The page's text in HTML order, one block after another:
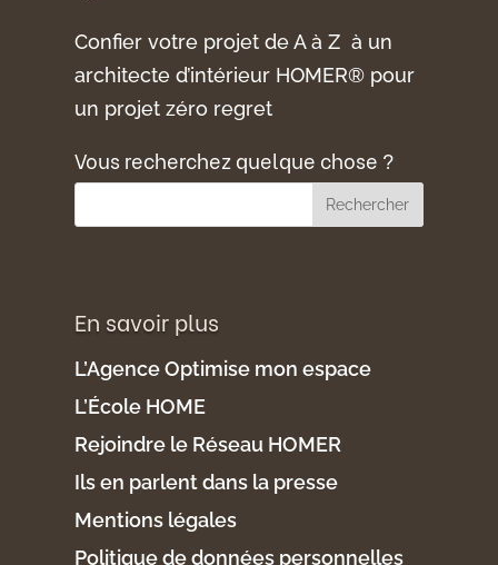
Confier votre projet de A à Z à un
architecte d’intérieur HOMER® pour
un projet zéro regret
Vous recherchez quelque chose ?
En savoir plus
L’Agence Optimise mon espace
L’École HOME
Rejoindre le Réseau HOMER
Ils en parlent dans la presse
Mentions légales
Politique de données personnelles